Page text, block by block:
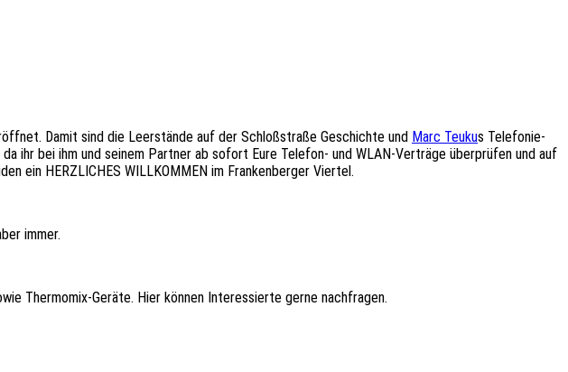
Damit sind die Leerstände auf der Schloßstraße Geschichte und Marc Teukus Telefonie-
bei ihm und seinem Partner ab sofort Eure Telefon- und WLAN-Verträge überprüfen und auf
ein HERZLICHES WILLKOMMEN im Frankenberger Viertel.
immer.
Thermomix-Geräte. Hier können Interessierte gerne nachfragen.